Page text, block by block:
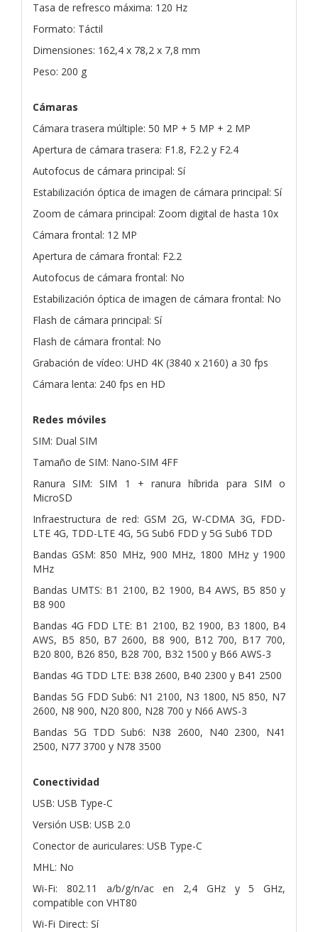
Tasa de refresco máxima: 120 Hz
Formato: Táctil
Dimensiones: 162,4 x 78,2 x 7,8 mm
Peso: 200 g
Cámaras
Cámara trasera múltiple: 50 MP + 5 MP + 2 MP
Apertura de cámara trasera: F1.8, F2.2 y F2.4
Autofocus de cámara principal: Sí
Estabilización óptica de imagen de cámara principal: Sí
Zoom de cámara principal: Zoom digital de hasta 10x
Cámara frontal: 12 MP
Apertura de cámara frontal: F2.2
Autofocus de cámara frontal: No
Estabilización óptica de imagen de cámara frontal: No
Flash de cámara principal: Sí
Flash de cámara frontal: No
Grabación de vídeo: UHD 4K (3840 x 2160) a 30 fps
Cámara lenta: 240 fps en HD
Redes móviles
SIM: Dual SIM
Tamaño de SIM: Nano-SIM 4FF
Ranura SIM: SIM 1 + ranura híbrida para SIM o
MicroSD
Infraestructura de red: GSM 2G, W-CDMA 3G, FDD-
LTE 4G, TDD-LTE 4G, 5G Sub6 FDD y 5G Sub6 TDD
Bandas GSM: 850 MHz, 900 MHz, 1800 MHz y 1900
MHz
Bandas UMTS: B1 2100, B2 1900, B4 AWS, B5 850 y
B8 900
Bandas 4G FDD LTE: B1 2100, B2 1900, B3 1800, B4
AWS, B5 850, B7 2600, B8 900, B12 700, B17 700,
B20 800, B26 850, B28 700, B32 1500 y B66 AWS-3
Bandas 4G TDD LTE: B38 2600, B40 2300 y B41 2500
Bandas 5G FDD Sub6: N1 2100, N3 1800, N5 850, N7
2600, N8 900, N20 800, N28 700 y N66 AWS-3
Bandas 5G TDD Sub6: N38 2600, N40 2300, N41
2500, N77 3700 y N78 3500
Conectividad
USB: USB Type-C
Versión USB: USB 2.0
Conector de auriculares: USB Type-C
MHL: No
Wi-Fi: 802.11 a/b/g/n/ac en 2,4 GHz y 5 GHz,
compatible con VHT80
Wi-Fi Direct: Sí